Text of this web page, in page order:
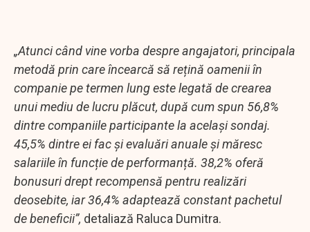
„Atunci când vine vorba despre angajatori, principala
metodă prin care încearcă să rețină oamenii în
companie pe termen lung este legată de crearea
unui mediu de lucru plăcut, după cum spun 56,8%
dintre companiile participante la același sondaj.
45,5% dintre ei fac și evaluări anuale și măresc
salariile în funcție de performanță. 38,2% oferă
bonusuri drept recompensă pentru realizări
deosebite, iar 36,4% adaptează constant pachetul
de beneficii”, detaliază Raluca Dumitra.